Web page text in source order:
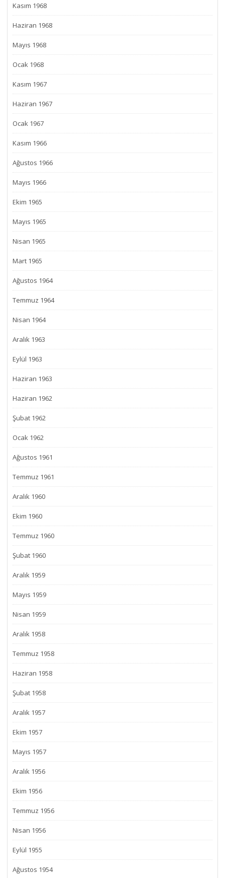
Kasım 1968
Haziran 1968
Mayıs 1968
Ocak 1968
Kasım 1967
Haziran 1967
Ocak 1967
Kasım 1966
Ağustos 1966
Mayıs 1966
Ekim 1965
Mayıs 1965
Nisan 1965
Mart 1965
Ağustos 1964
Temmuz 1964
Nisan 1964
Aralık 1963
Eylül 1963
Haziran 1963
Haziran 1962
Şubat 1962
Ocak 1962
Ağustos 1961
Temmuz 1961
Aralık 1960
Ekim 1960
Temmuz 1960
Şubat 1960
Aralık 1959
Mayıs 1959
Nisan 1959
Aralık 1958
Temmuz 1958
Haziran 1958
Şubat 1958
Aralık 1957
Ekim 1957
Mayıs 1957
Aralık 1956
Ekim 1956
Temmuz 1956
Nisan 1956
Eylül 1955
Ağustos 1954